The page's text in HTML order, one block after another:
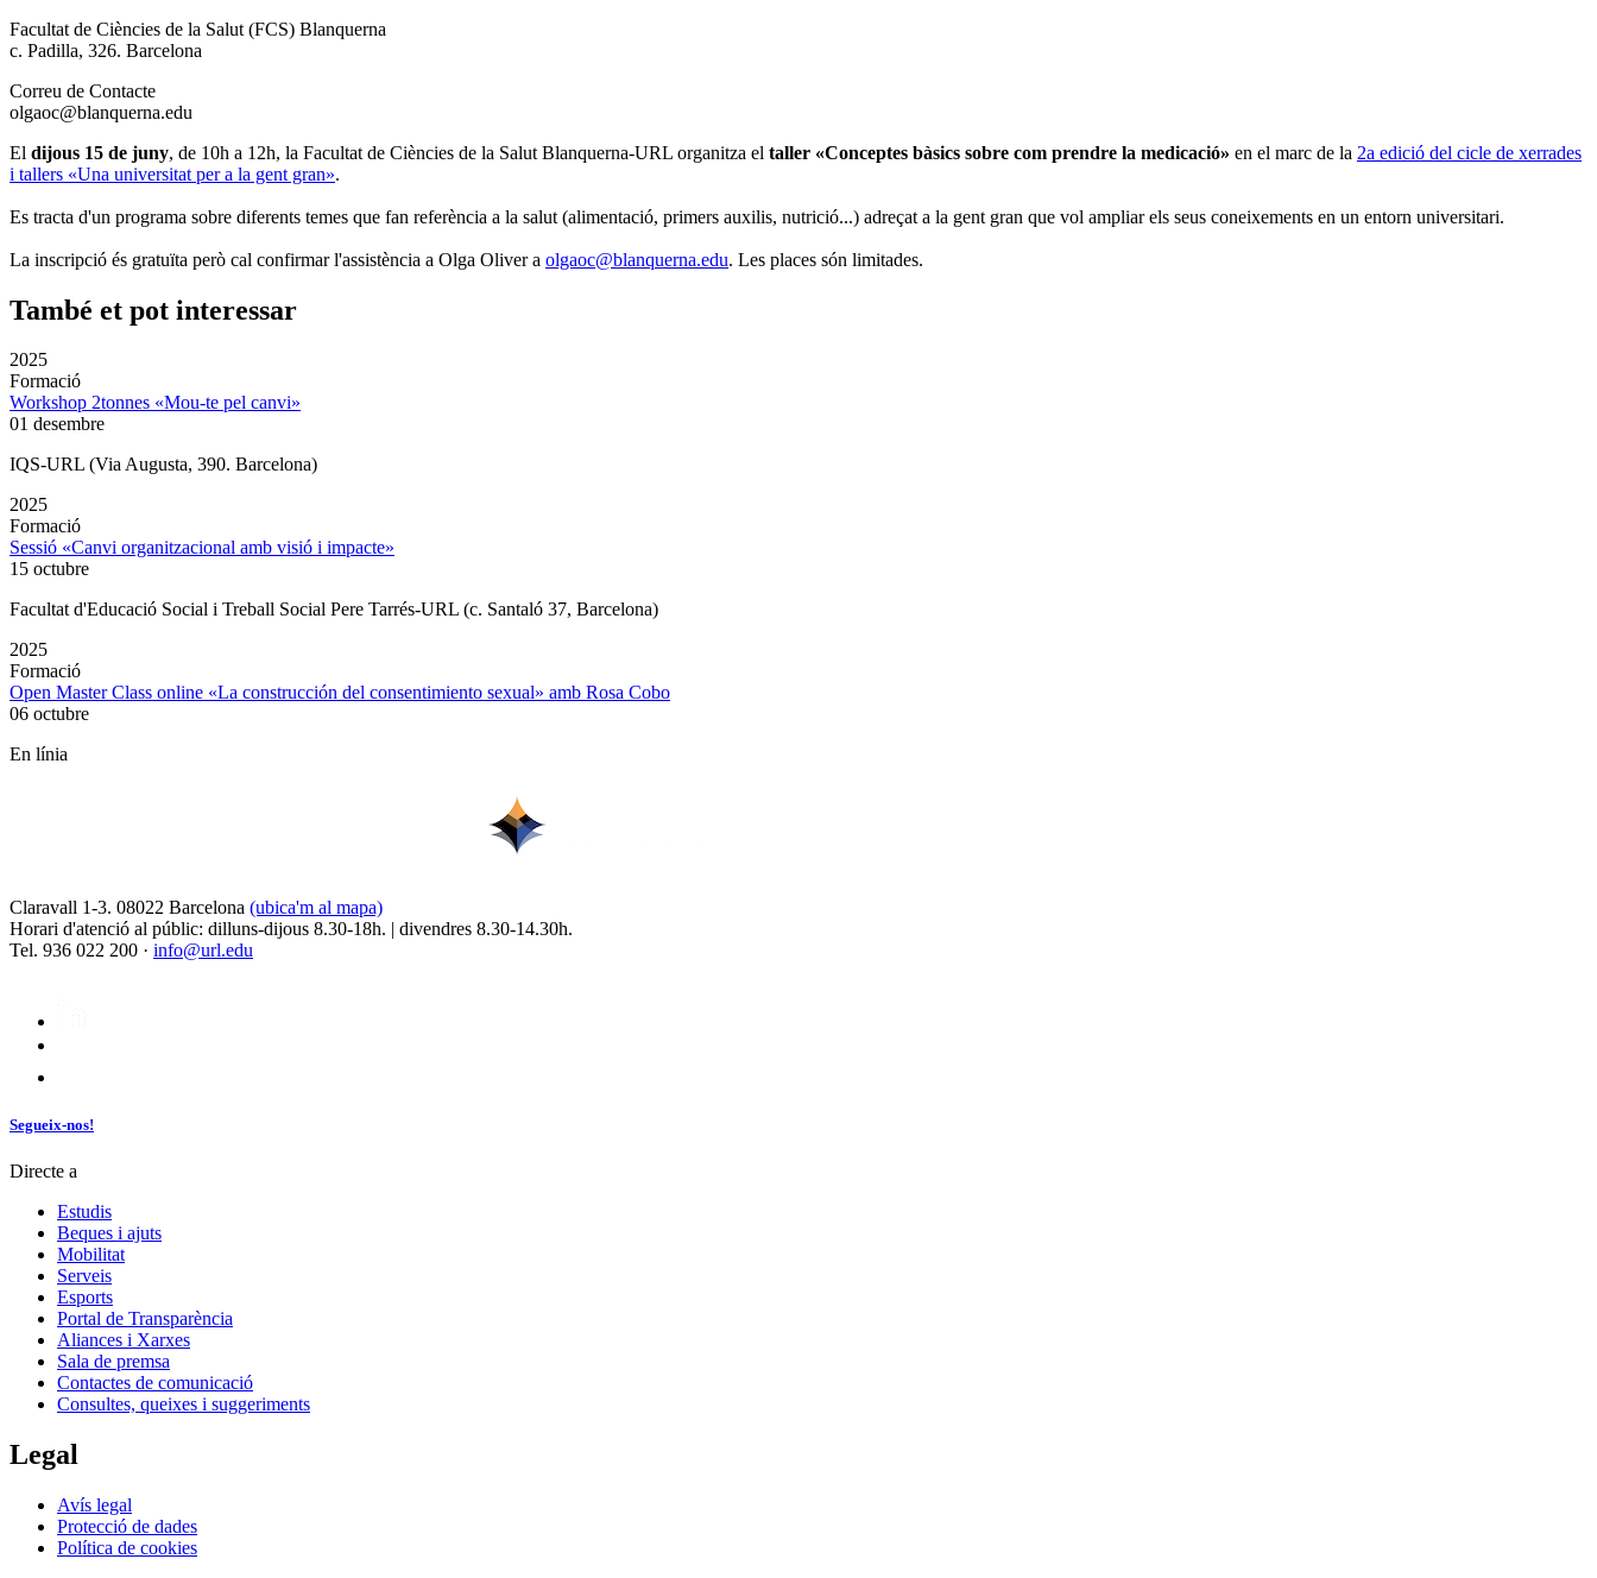
Facultat de Ciències de la Salut (FCS) Blanquerna
c. Padilla, 326. Barcelona
Correu de Contacte
olgaoc@blanquerna.edu
El dijous 15 de juny, de 10h a 12h, la Facultat de Ciències de la Salut Blanquerna-URL organitza el taller «Conceptes bàsics sobre com prendre la medicació» en el marc de la 2a edició del cicle de xerrades
i tallers «Una universitat per a la gent gran».
Es tracta d'un programa sobre diferents temes que fan referència a la salut (alimentació, primers auxilis, nutrició...) adreçat a la gent gran que vol ampliar els seus coneixements en un entorn universitari.
La inscripció és gratuïta però cal confirmar l'assistència a Olga Oliver a olgaoc@blanquerna.edu. Les places són limitades.
També et pot interessar
2025
Formació
Workshop 2tonnes «Mou-te pel canvi»
01 desembre
IQS-URL (Via Augusta, 390. Barcelona)
2025
Formació
Sessió «Canvi organitzacional amb visió i impacte»
15 octubre
Facultat d'Educació Social i Treball Social Pere Tarrés-URL (c. Santaló 37, Barcelona)
2025
Formació
Open Master Class online «La construcción del consentimiento sexual» amb Rosa Cobo
06 octubre
En línia
Claravall 1-3. 08022 Barcelona (ubica'm al mapa)
Horari d'atenció al públic: dilluns-dijous 8.30-18h. | divendres 8.30-14.30h.
Tel. 936 022 200 · info@url.edu
Segueix-nos!
Directe a
Estudis
Beques i ajuts
Mobilitat
Serveis
Esports
Portal de Transparència
Aliances i Xarxes
Sala de premsa
Contactes de comunicació
Consultes, queixes i suggeriments
Legal
Avís legal
Protecció de dades
Política de cookies